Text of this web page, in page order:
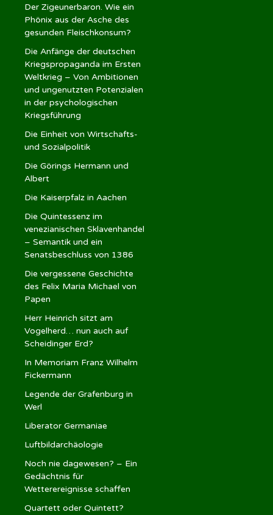
Der Zigeunerbaron. Wie ein
Phönix aus der Asche des
gesunden Fleischkonsum?
Die Anfänge der deutschen
Kriegspropaganda im Ersten
Weltkrieg – Von Ambitionen
und ungenutzten Potenzialen
in der psychologischen
Kriegsführung
Die Einheit von Wirtschafts-
und Sozialpolitik
Die Görings Hermann und
Albert
Die Kaiserpfalz in Aachen
Die Quintessenz im
venezianischen Sklavenhandel
– Semantik und ein
Senatsbeschluss von 1386
Die vergessene Geschichte
des Felix Maria Michael von
Papen
Herr Heinrich sitzt am
Vogelherd… nun auch auf
Scheidinger Erd?
In Memoriam Franz Wilhelm
Fickermann
Legende der Grafenburg in
Werl
Liberator Germaniae
Luftbildarchäologie
Noch nie dagewesen? – Ein
Gedächtnis für
Wetterereignisse schaffen
Quartett oder Quintett?